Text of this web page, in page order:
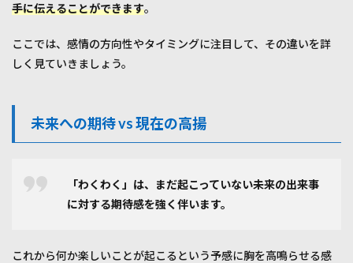
手に伝えることができます。
ここでは、感情の方向性やタイミングに注目して、その違いを詳
しく見ていきましょう。
未来への期待 vs 現在の高揚
「わくわく」は、まだ起こっていない未来の出来事
に対する期待感を強く伴います。
これから何か楽しいことが起こるという予感に胸を高鳴らせる感